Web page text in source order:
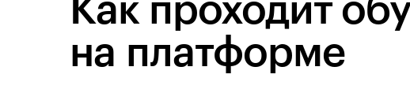
Как проходит
на платформе